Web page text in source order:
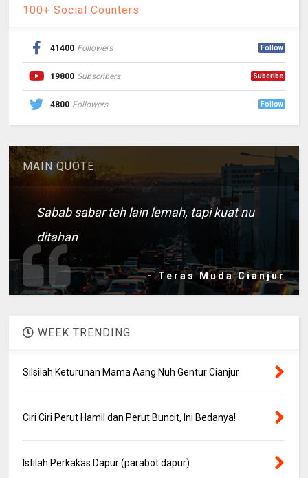
100+ Social Counters
41400 Followers Follow
19800 Subscribers Subcribe
4800 Followers Follow
MAIN QUOTE
Sabab sabar teh lain lemah, tapi kuat nu
ditahan
- Teras Muda Cianjur
WEEK TRENDING
Silsilah Keturunan Mama Aang Nuh Gentur Cianjur
Ciri Ciri Perut Hamil dan Perut Buncit, Ini Bedanya!
Istilah Perkakas Dapur (parabot dapur)